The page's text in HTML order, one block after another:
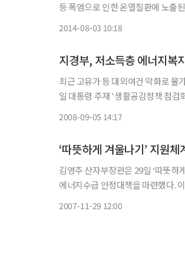
등 폭염으로 인한 온열질환에 노출된 것으로 나타났다. 에너지시민연대는 3일 ‘2014
2014-08-03 10:18
지경부, 저소득층 에너지복
최근 고유가 등 대외여건 악화로 물
일 대통령 주재 '생활공감정책 점
2008-09-05 14:17
‘따뜻하게 겨울나기’ 지원체
김영주 산자부장관은 29일 ‘따뜻하
에너지수급 안정대책을 마련했다. 이번 회의는 동절기를 앞두고 지속되는 고유가로 에너지 빈곤층의 월동비용이 급증하는 상황에
2007-11-29 12:00